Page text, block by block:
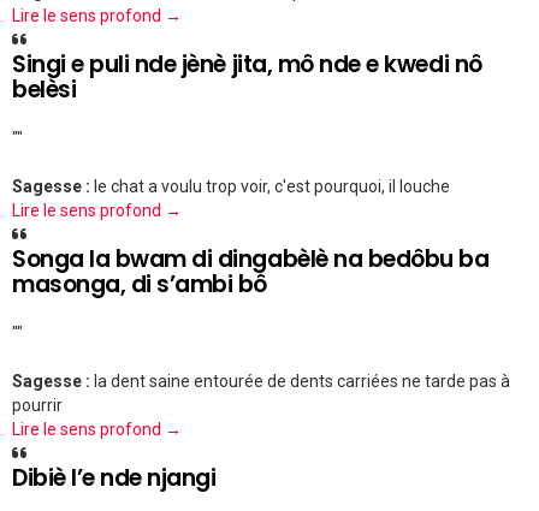
Lire le sens profond →
Singi e puli nde jènè jita, mô nde e kwedi nô
belèsi
""
Sagesse : le chat a voulu trop voir, c'est pourquoi, il louche
Lire le sens profond →
Songa la bwam di dingabèlè na bedôbu ba
masonga, di s’ambi bô
""
Sagesse : la dent saine entourée de dents carriées ne tarde pas à
pourrir
Lire le sens profond →
Dibiè l’e nde njangi